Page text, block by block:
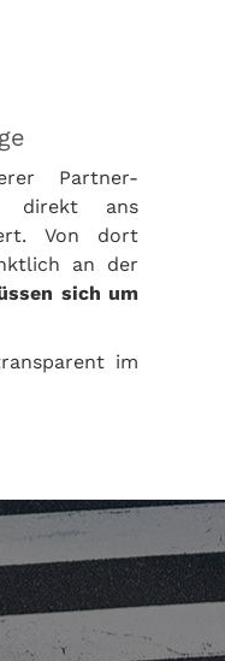
Partner-
direkt ans
Von dort
an der
sich um
im